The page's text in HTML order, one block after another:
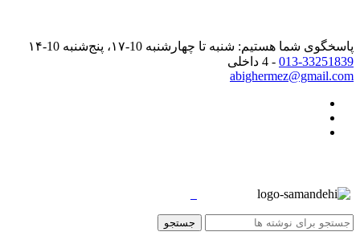
پاسخگوی شما هستیم: شنبه تا چهارشنبه 10-۱۷، پنج‌شنبه 10-۱۴
013-33251839 - 4 داخلی
abighermez@gmail.com
جستجو